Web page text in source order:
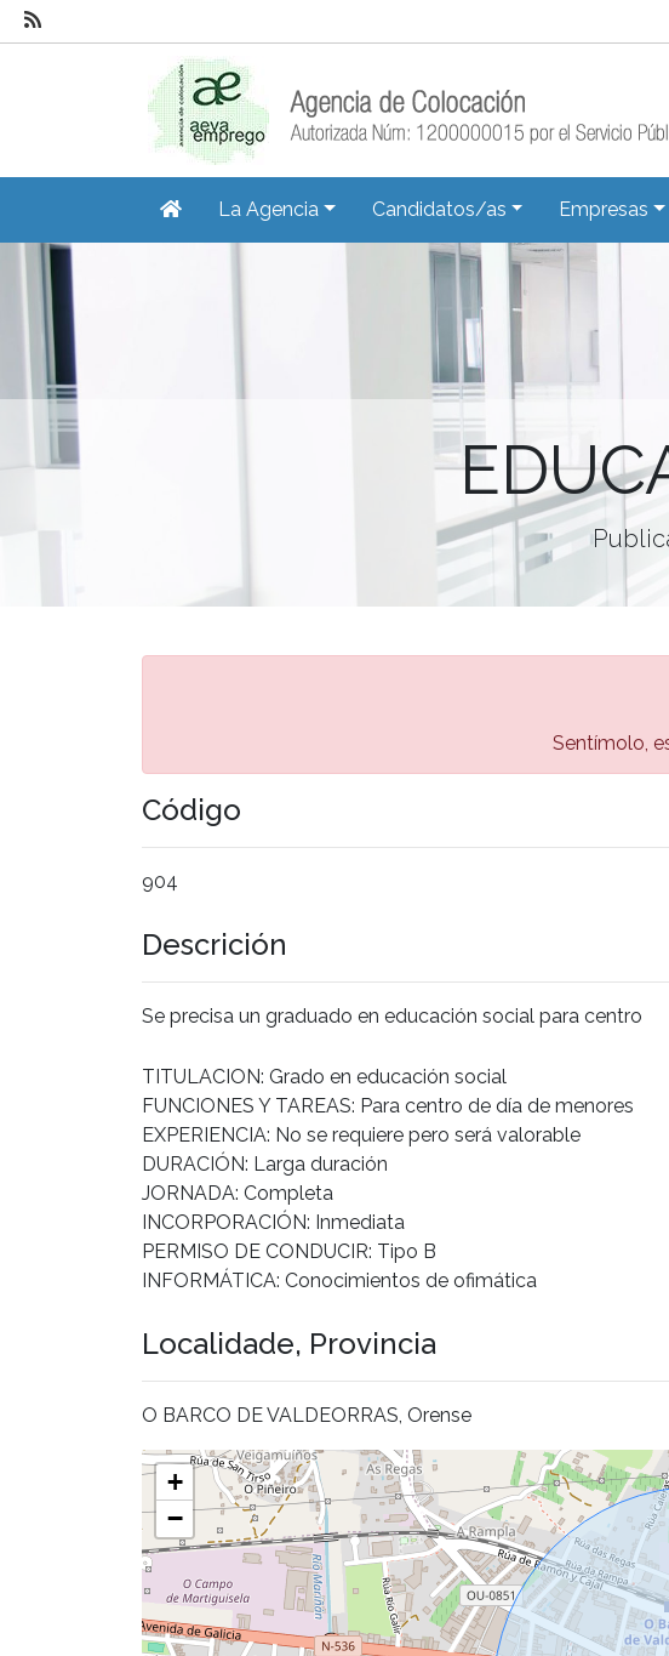
La Agencia Candidatos/as Empresas
Sentímolo,
Código
904
Descrición
Se precisa un graduado en educación social para centro
TITULACION: Grado en educación social
FUNCIONES Y TAREAS: Para centro de día de menores
EXPERIENCIA: No se requiere pero será valorable
DURACIÓN: Larga duración
JORNADA: Completa
INCORPORACIÓN: Inmediata
PERMISO DE CONDUCIR: Tipo B
INFORMÁTICA: Conocimientos de ofimática
Localidade, Provincia
O BARCO DE VALDEORRAS, Orense
+
−